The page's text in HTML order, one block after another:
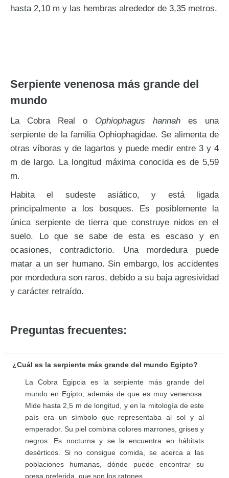
hasta 2,10 m y las hembras alrededor de 3,35 metros.
Serpiente venenosa más grande del
mundo
La Cobra Real o Ophiophagus hannah es una
serpiente de la familia Ophiophagidae. Se alimenta de
otras víboras y de lagartos y puede medir entre 3 y 4
m de largo. La longitud máxima conocida es de 5,59
m.
Habita el sudeste asiático, y está ligada
principalmente a los bosques. Es posiblemente la
única serpiente de tierra que construye nidos en el
suelo. Lo que se sabe de esta es escaso y en
ocasiones, contradictorio. Una mordedura puede
matar a un ser humano. Sin embargo, los accidentes
por mordedura son raros, debido a su baja agresividad
y carácter retraído.
Preguntas frecuentes:
¿Cuál es la serpiente más grande del mundo Egipto?
La Cobra Egipcia es la serpiente más grande del
mundo en Egipto, además de que es muy venenosa.
Mide hasta 2,5 m de longitud, y en la mitología de este
país era un símbolo que representaba al sol y al
emperador. Su piel combina colores marrones, grises y
negros. Es nocturna y se la encuentra en hábitats
desérticos. Si no consigue comida, se acerca a las
poblaciones humanas, dónde puede encontrar su
presa preferida, que son los ratones.